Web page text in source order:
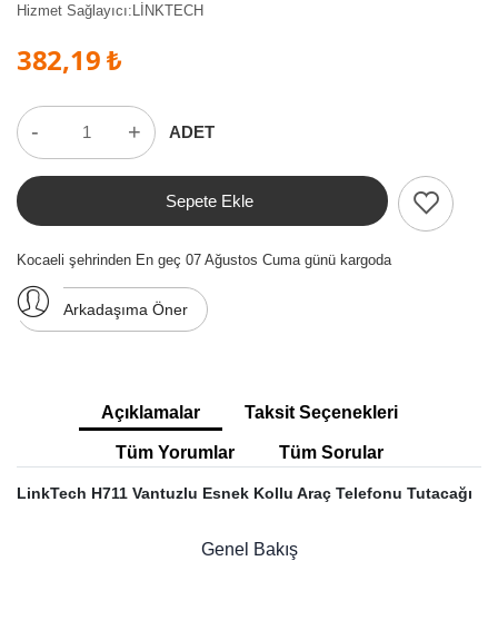
Hizmet Sağlayıcı: LİNKTECH
382,19 ₺
- + ADET
Sepete Ekle
Kocaeli şehrinden En geç 07 Ağustos Cuma günü kargoda
Arkadaşıma Öner
Açıklamalar Taksit Seçenekleri
Tüm Yorumlar Tüm Sorular
LinkTech H711 Vantuzlu Esnek Kollu Araç Telefonu Tutacağı
Genel Bakış